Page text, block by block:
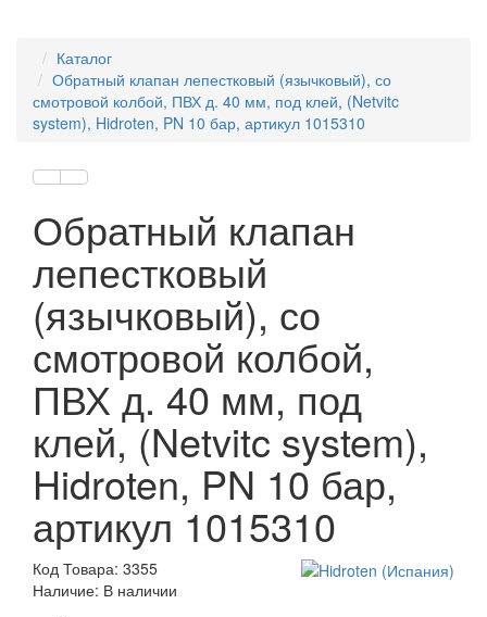
Каталог
Обратный клапан лепестковый (язычковый), со
смотровой колбой, ПВХ д. 40 мм, под клей, (Netvitc
system), Hidroten, PN 10 бар, артикул 1015310
Обратный клапан
лепестковый
(язычковый), со
смотровой колбой,
ПВХ д. 40 мм, под
клей, (Netvitc system),
Hidroten, PN 10 бар,
артикул 1015310
Код Товара: 3355
Наличие: В наличии